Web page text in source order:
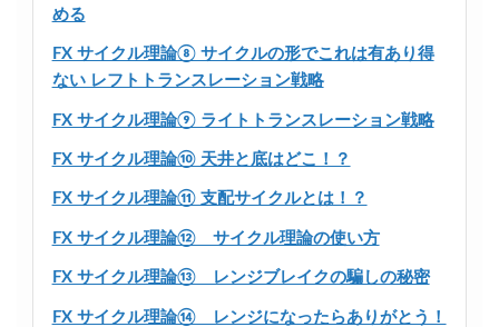
める
FX サイクル理論⑧ サイクルの形でこれは有あり得
ない レフトトランスレーション戦略
FX サイクル理論⑨ ライトトランスレーション戦略
FX サイクル理論⑩ 天井と底はどこ！？
FX サイクル理論⑪ 支配サイクルとは！？
FX サイクル理論⑫ サイクル理論の使い方
FX サイクル理論⑬ レンジブレイクの騙しの秘密
FX サイクル理論⑭ レンジになったらありがとう！